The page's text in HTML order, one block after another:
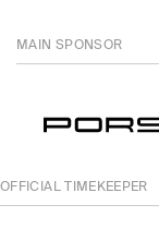
MAIN SPONSOR
OFFICIAL TIMEKEEPER